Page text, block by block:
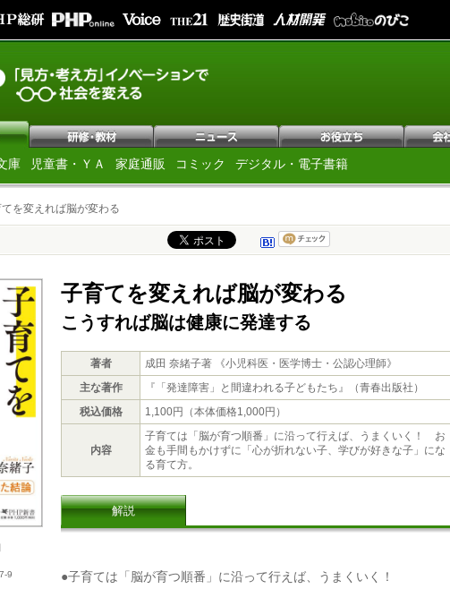
庫 児童書・ＹＡ 家庭通販 コミック デジタル・電子書籍
を変えれば脳が変わる
9
子育てを変えれば脳が変わる
こうすれば脳は健康に発達する
著者
成田 奈緒子著 《小児科医・医学博士・公認心理師》
主な著作
『「発達障害」と間違われる子どもたち』（青春出版社）
税込価格
1,100円（本体価格1,000円）
内容
子育ては「脳が育つ順番」に沿って行えば、うまくいく！ お
金も手間もかけずに「心が折れない子、学びが好きな子」にな
る育て方。
解説
●子育ては「脳が育つ順番」に沿って行えば、うまくいく！